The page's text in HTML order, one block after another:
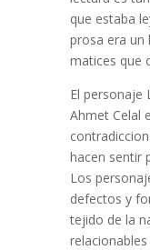
que estaba
prosa era un
matices que
El personaje
Ahmet Celal
hacen sentir
Los
defectos y
tejido de la